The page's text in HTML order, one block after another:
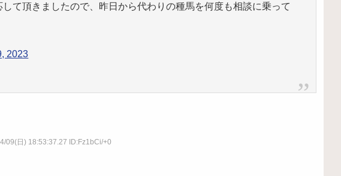
て頂きましたので、昨日から代わりの種馬を何度も相談に乗って
2023
09(日) 18:53:37.27 ID:Fz1bCi/+0